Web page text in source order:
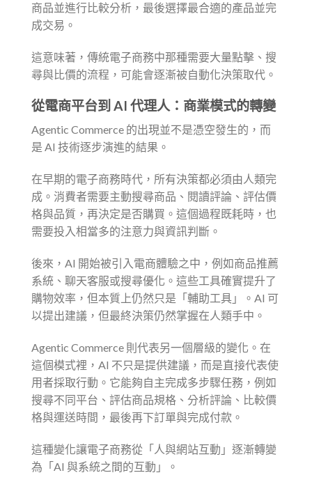
商品並進行比較分析，最後選擇最合適的產品並完
成交易。
這意味著，傳統電子商務中那種需要大量點擊、搜
尋與比價的流程，可能會逐漸被自動化決策取代。
從電商平台到 AI 代理人：商業模式的轉變
Agentic Commerce 的出現並不是憑空發生的，而
是 AI 技術逐步演進的結果。
在早期的電子商務時代，所有決策都必須由人類完
成。消費者需要主動搜尋商品、閱讀評論、評估價
格與品質，再決定是否購買。這個過程既耗時，也
需要投入相當多的注意力與資訊判斷。
後來，AI 開始被引入電商體驗之中，例如商品推薦
系統、聊天客服或搜尋優化。這些工具確實提升了
購物效率，但本質上仍然只是「輔助工具」。AI 可
以提出建議，但最終決策仍然掌握在人類手中。
Agentic Commerce 則代表另一個層級的變化。在
這個模式裡，AI 不只是提供建議，而是直接代表使
用者採取行動。它能夠自主完成多步驟任務，例如
搜尋不同平台、評估商品規格、分析評論、比較價
格與運送時間，最後再下訂單與完成付款。
這種變化讓電子商務從「人與網站互動」逐漸轉變
為「AI 與系統之間的互動」。